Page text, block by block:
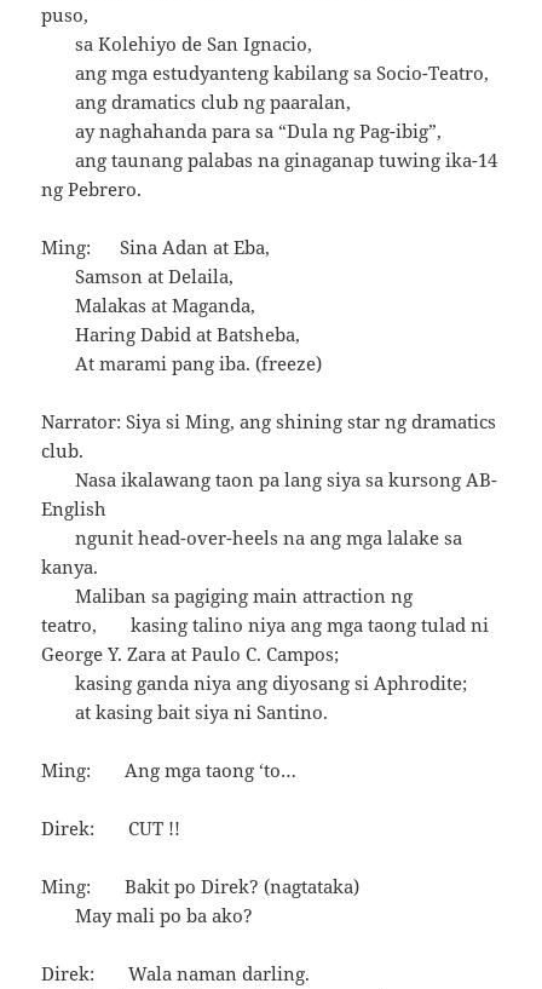
puso,
sa Kolehiyo de San Ignacio,
ang mga estudyanteng kabilang sa Socio-Teatro,
ang dramatics club ng paaralan,
ay naghahanda para sa “Dula ng Pag-ibig”,
ang taunang palabas na ginaganap tuwing ika-14
ng Pebrero.
Ming: Sina Adan at Eba,
Samson at Delaila,
Malakas at Maganda,
Haring Dabid at Batsheba,
At marami pang iba. (freeze)
Narrator: Siya si Ming, ang shining star ng dramatics
club.
Nasa ikalawang taon pa lang siya sa kursong AB-
English
ngunit head-over-heels na ang mga lalake sa
kanya.
Maliban sa pagiging main attraction ng
teatro, kasing talino niya ang mga taong tulad ni
George Y. Zara at Paulo C. Campos;
kasing ganda niya ang diyosang si Aphrodite;
at kasing bait siya ni Santino.
Ming: Ang mga taong ‘to…
Direk: CUT !!
Ming: Bakit po Direk? (nagtataka)
May mali po ba ako?
Direk: Wala naman darling.